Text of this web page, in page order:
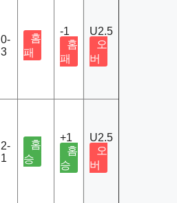
0-
3
홈
패
-1
홈
패
U2.5
오
버
2-
1
홈
승
+1
홈
승
U2.5
오
버